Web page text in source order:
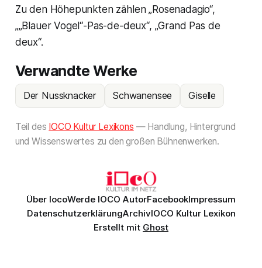
Zu den Höhepunkten zählen „Rosenadagio“,
„„Blauer Vogel“-Pas-de-deux“, „Grand Pas de
deux“.
Verwandte Werke
Der Nussknacker Schwanensee Giselle
Teil des IOCO Kultur Lexikons — Handlung, Hintergrund
und Wissenswertes zu den großen Bühnenwerken.
Über IocoWerde IOCO AutorFacebookImpressum
DatenschutzerklärungArchivIOCO Kultur Lexikon
Erstellt mit Ghost